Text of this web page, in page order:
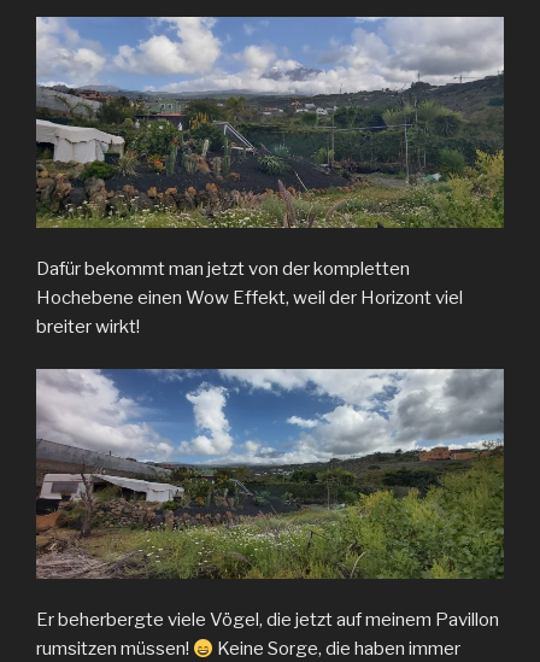
Dafür bekommt man jetzt von der kompletten
Hochebene einen Wow Effekt, weil der Horizont viel
breiter wirkt!
Er beherbergte viele Vögel, die jetzt auf meinem Pavillon
rumsitzen müssen!
Keine Sorge, die haben immer